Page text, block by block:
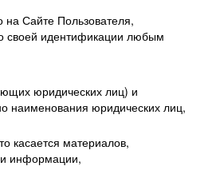
на Сайте Пользователя,
своей идентификации любым
юридических лиц) и
наименования юридических лиц,
касается материалов,
информации,